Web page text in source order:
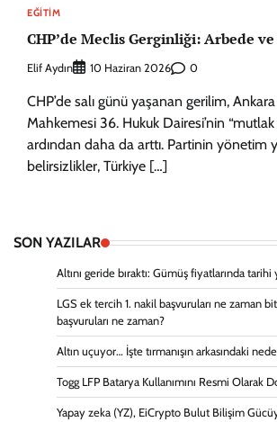
EĞITIM
CHP’de Meclis Gerginliği: Arbede
Elif Aydın 10 Haziran 2026 0
CHP’de salı günü yaşanan gerilim,
Mahkemesi 36. Hukuk Dairesi’nin “mutlak
ardından daha da arttı. Partinin yönetim
belirsizlikler, Türkiye […]
SON YAZILAR
Altını geride bıraktı: Gümüş fiyatlarında tarihi
LGS ek tercih 1. nakil başvuruları ne zaman
başvuruları ne zaman?
Altın uçuyor… İşte tırmanışın arkasındaki
Togg LFP Batarya Kullanımını Resmi Olarak
Yapay zeka (YZ), EiCrypto Bulut Bilişim